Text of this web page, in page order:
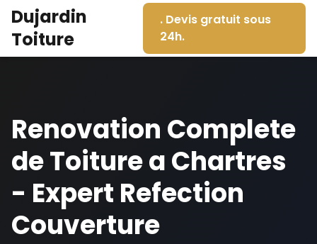
Dujardin
Toiture
. Devis gratuit sous
24h.
Renovation Complete
de Toiture a Chartres
- Expert Refection
Couverture